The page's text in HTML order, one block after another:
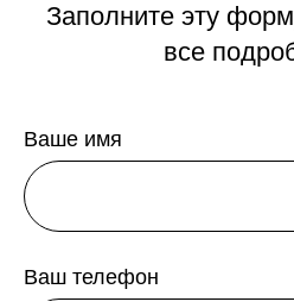
Заполните эту
все
Ваше имя
Ваш телефон